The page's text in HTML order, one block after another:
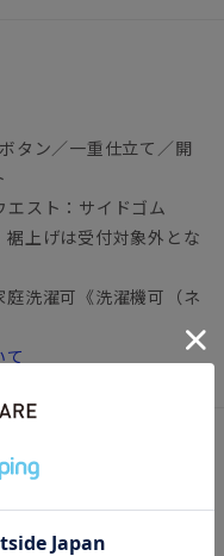
タン／一重仕立て／開
スト：サイドゴム
裾上げは受付対象外とな
庭洗濯可《洗濯機可（ネ
て